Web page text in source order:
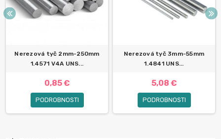
Nerezová tyč 2mm-250mm
1.4571 V4A UNS...
0,85 €
PODROBNOSTI
Nerezová tyč 3mm-55mm
1.4841 UNS...
5,08 €
PODROBNOSTI